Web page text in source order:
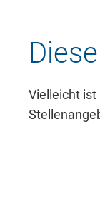
Vielleicht ist